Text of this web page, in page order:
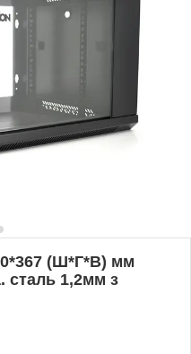
(Ш*Г*В) мм
сталь 1,2мм з